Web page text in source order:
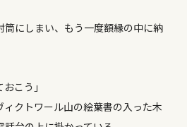
筒にしまい、もう一度額縁の中に納
こう」
クトワール山の絵葉書の入った木